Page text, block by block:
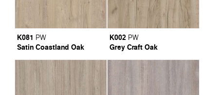
K081 PW
Satin Coastland Oak
K002 PW
Grey Craft Oak